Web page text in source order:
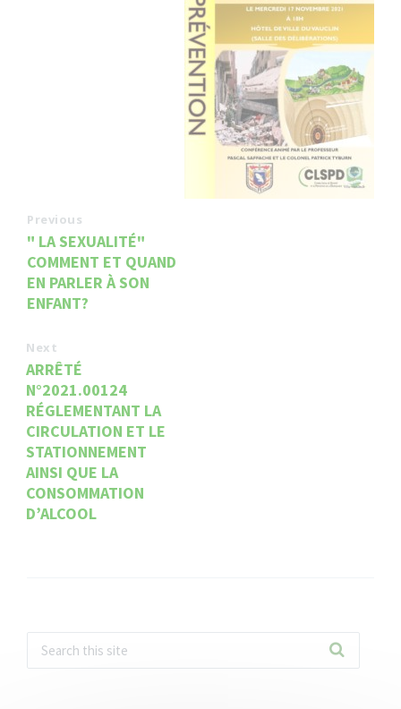
Previous
" LA SEXUALITÉ"
COMMENT ET QUAND
EN PARLER À SON
ENFANT?
Next
ARRÊTÉ
N°2021.00124
RÉGLEMENTANT LA
CIRCULATION ET LE
STATIONNEMENT
AINSI QUE LA
CONSOMMATION
D’ALCOOL